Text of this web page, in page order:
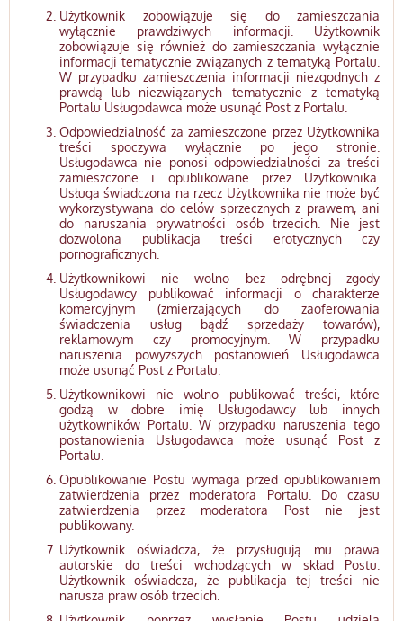
Użytkownik zobowiązuje się do zamieszczania
wyłącznie prawdziwych informacji. Użytkownik
zobowiązuje się również do zamieszczania wyłącznie
informacji tematycznie związanych z tematyką Portalu.
W przypadku zamieszczenia informacji niezgodnych z
prawdą lub niezwiązanych tematycznie z tematyką
Portalu Usługodawca może usunąć Post z Portalu.
Odpowiedzialność za zamieszczone przez Użytkownika
treści spoczywa wyłącznie po jego stronie.
Usługodawca nie ponosi odpowiedzialności za treści
zamieszczone i opublikowane przez Użytkownika.
Usługa świadczona na rzecz Użytkownika nie może być
wykorzystywana do celów sprzecznych z prawem, ani
do naruszania prywatności osób trzecich. Nie jest
dozwolona publikacja treści erotycznych czy
pornograficznych.
Użytkownikowi nie wolno bez odrębnej zgody
Usługodawcy publikować informacji o charakterze
komercyjnym (zmierzających do zaoferowania
świadczenia usług bądź sprzedaży towarów),
reklamowym czy promocyjnym. W przypadku
naruszenia powyższych postanowień Usługodawca
może usunąć Post z Portalu.
Użytkownikowi nie wolno publikować treści, które
godzą w dobre imię Usługodawcy lub innych
użytkowników Portalu. W przypadku naruszenia tego
postanowienia Usługodawca może usunąć Post z
Portalu.
Opublikowanie Postu wymaga przed opublikowaniem
zatwierdzenia przez moderatora Portalu. Do czasu
zatwierdzenia przez moderatora Post nie jest
publikowany.
Użytkownik oświadcza, że przysługują mu prawa
autorskie do treści wchodzących w skład Postu.
Użytkownik oświadcza, że publikacja tej treści nie
narusza praw osób trzecich.